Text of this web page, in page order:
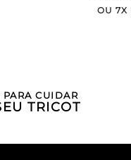
OU 7X
PARA CUIDAR
TRICOT